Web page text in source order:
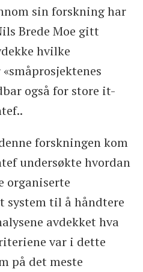
sin forskning har
Brede Moe gitt
hvilke
også for store it-
forskningen kom
undersøkte hvordan
organiserte
system til å håndtere
avdekket hva
var i dette
på det meste